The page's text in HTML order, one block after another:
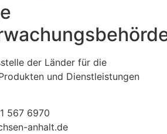
der Länder für die
und Dienstleistungen
567 6970
anhalt.de